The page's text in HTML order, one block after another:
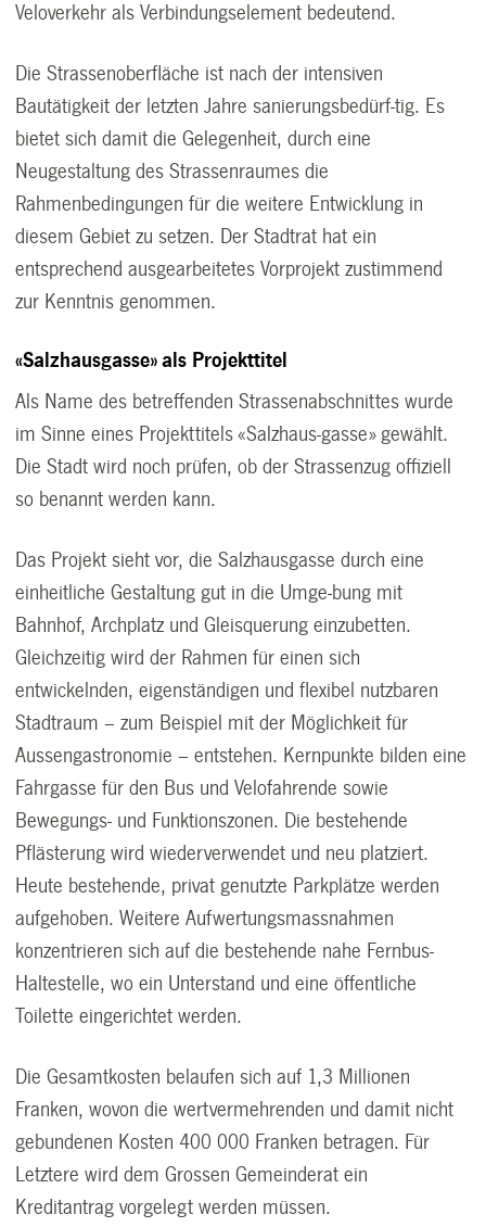
Veloverkehr als Verbindungselement bedeutend.
Die Strassenoberfläche ist nach der intensiven
Bautätigkeit der letzten Jahre sanierungsbedürf-tig. Es
bietet sich damit die Gelegenheit, durch eine
Neugestaltung des Strassenraumes die
Rahmenbedingungen für die weitere Entwicklung in
diesem Gebiet zu setzen. Der Stadtrat hat ein
entsprechend ausgearbeitetes Vorprojekt zustimmend
zur Kenntnis genommen.
«Salzhausgasse» als Projekttitel
Als Name des betreffenden Strassenabschnittes wurde
im Sinne eines Projekttitels «Salzhaus-gasse» gewählt.
Die Stadt wird noch prüfen, ob der Strassenzug offiziell
so benannt werden kann.
Das Projekt sieht vor, die Salzhausgasse durch eine
einheitliche Gestaltung gut in die Umge-bung mit
Bahnhof, Archplatz und Gleisquerung einzubetten.
Gleichzeitig wird der Rahmen für einen sich
entwickelnden, eigenständigen und flexibel nutzbaren
Stadtraum – zum Beispiel mit der Möglichkeit für
Aussengastronomie – entstehen. Kernpunkte bilden eine
Fahrgasse für den Bus und Velofahrende sowie
Bewegungs- und Funktionszonen. Die bestehende
Pflästerung wird wiederverwendet und neu platziert.
Heute bestehende, privat genutzte Parkplätze werden
aufgehoben. Weitere Aufwertungsmassnahmen
konzentrieren sich auf die bestehende nahe Fernbus-
Haltestelle, wo ein Unterstand und eine öffentliche
Toilette eingerichtet werden.
Die Gesamtkosten belaufen sich auf 1,3 Millionen
Franken, wovon die wertvermehrenden und damit nicht
gebundenen Kosten 400 000 Franken betragen. Für
Letztere wird dem Grossen Gemeinderat ein
Kreditantrag vorgelegt werden müssen.